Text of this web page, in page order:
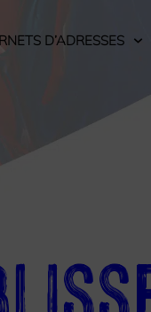
D’ADRESSES